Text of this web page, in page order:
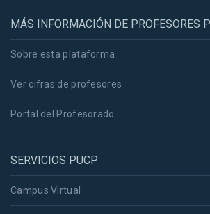
MÁS INFORMACIÓN DE PROFESORES
Sobre esta plataforma
Ver cifras de profesores
Portal del Profesorado
SERVICIOS PUCP
Campus Virtual